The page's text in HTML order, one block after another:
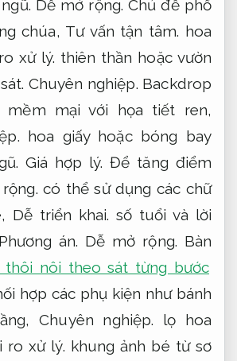
Dễ mở rộng. Chủ đề phổ
chúa, Tư vấn tận tâm. hoa
xử lý. thiên thần hoặc vườn
Chuyên nghiệp. Backdrop
mềm mại với họa tiết ren,
hoa giấy hoặc bóng bay
Giá hợp lý. Để tăng điểm
có thể sử dụng các chữ
Dễ triển khai. số tuổi và lời
Phương án. Dễ mở rộng. Bàn
thôi nôi theo sát từng bước
hợp các phụ kiện như bánh
Chuyên nghiệp. lọ hoa
ro xử lý. khung ảnh bé từ sơ